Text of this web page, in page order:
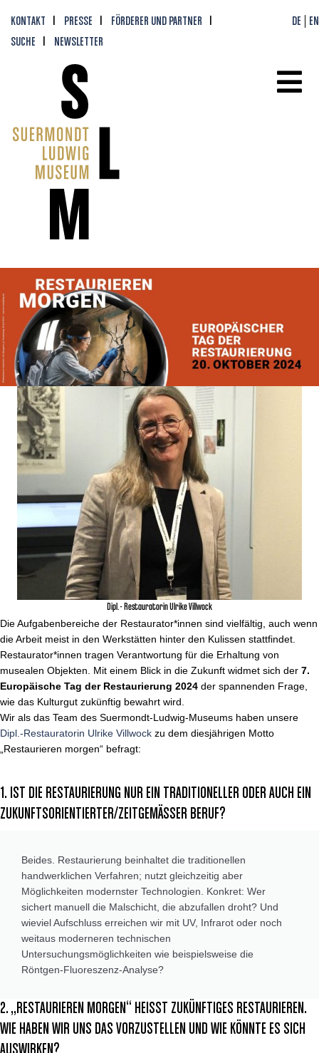
KONTAKT PRESSE
FÖRDERER UND PARTNER
SUCHE
NEWSLETTER
DE EN
Dipl.- Restauratorin Ulrike Villwock
Die Aufgabenbereiche der Restaurator*innen sind vielfältig, auch wenn
die Arbeit meist in den Werkstätten hinter den Kulissen stattfindet.
Restaurator*innen tragen Verantwortung für die Erhaltung von
musealen Objekten. Mit einem Blick in die Zukunft widmet sich der 7.
Europäische Tag der Restaurierung 2024 der spannenden Frage,
wie das Kulturgut zukünftig bewahrt wird.
Wir als das Team des Suermondt-Ludwig-Museums haben unsere
Dipl.-Restauratorin Ulrike Villwock zu dem diesjährigen Motto
„Restaurieren morgen“ befragt:
1. IST DIE RESTAURIERUNG NUR EIN TRADITIONELLER ODER AUCH EIN
ZUKUNFTSORIENTIERTER/ZEITGEMÄSSER BERUF?
Beides. Restaurierung beinhaltet die traditionellen
handwerklichen Verfahren; nutzt gleichzeitig aber
Möglichkeiten modernster Technologien. Konkret: Wer
sichert manuell die Malschicht, die abzufallen droht? Und
wieviel Aufschluss erreichen wir mit UV, Infrarot oder noch
weitaus moderneren technischen
Untersuchungsmöglichkeiten wie beispielsweise die
Röntgen-Fluoreszenz-Analyse?
2. „RESTAURIEREN MORGEN“ HEISST ZUKÜNFTIGES RESTAURIEREN.
WIE HABEN WIR UNS DAS VORZUSTELLEN UND WIE KÖNNTE ES SICH